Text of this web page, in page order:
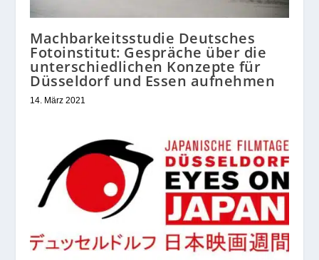
Machbarkeitsstudie Deutsches
Fotoinstitut: Gespräche über die
unterschiedlichen Konzepte für
Düsseldorf und Essen aufnehmen
14. März 2021